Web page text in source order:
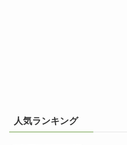
人気ランキング